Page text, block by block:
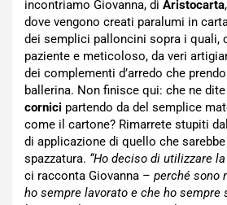
incontriamo Giovanna, di Aristocarta
dove vengono creati paralumi in
dei semplici palloncini sopra i quali,
paziente e meticoloso, da veri
dei complementi d’arredo che
ballerina. Non finisce qui: che ne
cornici partendo da del semplice
come il cartone? Rimarrete stupiti
di applicazione di quello che
spazzatura. “Ho deciso di utilizzare
ci racconta Giovanna – perché sono
ho sempre lavorato e che ho sempre